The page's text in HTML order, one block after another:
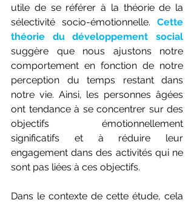
utile de se référer à la théorie de la
sélectivité socio-émotionnelle. Cette
théorie du développement social
suggère que nous ajustons notre
comportement en fonction de notre
perception du temps restant dans
notre vie. Ainsi, les personnes âgées
ont tendance à se concentrer sur des
objectifs émotionnellement
significatifs et à réduire leur
engagement dans des activités qui ne
sont pas liées à ces objectifs.
Dans le contexte de cette étude, cela